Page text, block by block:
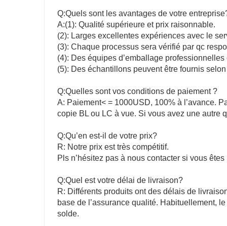
Q:Quels sont les avantages de votre
A:(1): Qualité supérieure et prix raisonnable.
(2): Larges excellentes expériences avec le
(3): Chaque processus sera vérifié par qc
(4): Des équipes d’emballage
(5): Des échantillons peuvent être fournis
Q:Quelles sont vos conditions de paiement ?
A: Paiement< = 1000USD, 100% à l’avance.
copie BL ou LC à vue. Si vous avez une autre
Q:Qu’en est-il de votre prix?
R: Notre prix est très compétitif.
Pls n’hésitez pas à nous contacter si vous
Q:Quel est votre délai de livraison?
R: Différents produits ont des délais de
base de l’assurance qualité. Habituellement,
solde.